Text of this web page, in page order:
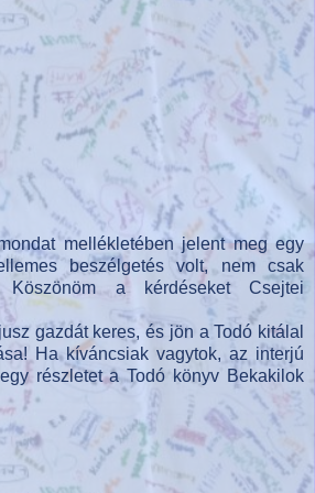
mellékletében jelent meg egy
beszélgetés volt, nem csak
Köszönöm a kérdéseket Csejtei
gazdát keres, és jön a Todó kitálal
Ha kíváncsiak vagytok, az interjú
részletet a Todó könyv Bekakilok